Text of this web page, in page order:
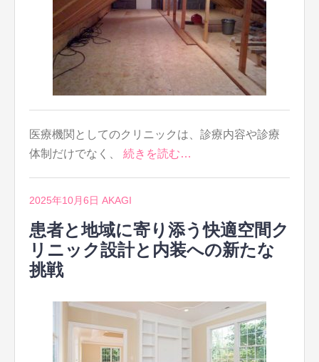
医療機関としてのクリニックは、診療内容や診療
体制だけでなく、 続きを読む…
2025年10月6日 AKAGI
患者と地域に寄り添う快適空間ク
リニック設計と内装への新たな
挑戦